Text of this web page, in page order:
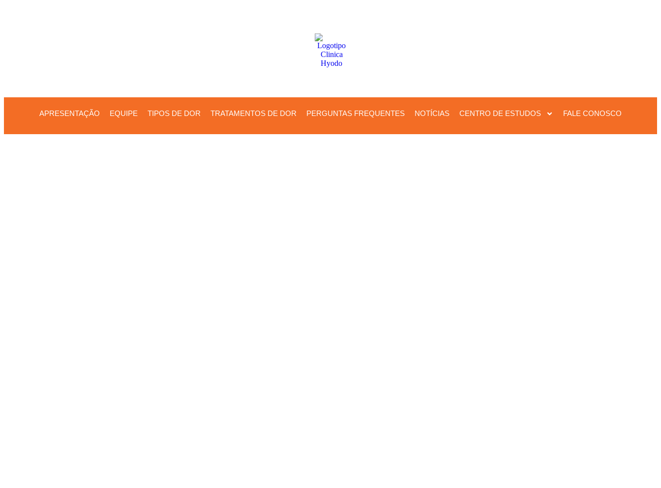
APRESENTAÇÃO EQUIPE TIPOS DE DOR TRATAMENTOS DE DOR PERGUNTAS FREQUENTES NOTÍCIAS CENTRO DE ESTUDOS FALE CONOSCO